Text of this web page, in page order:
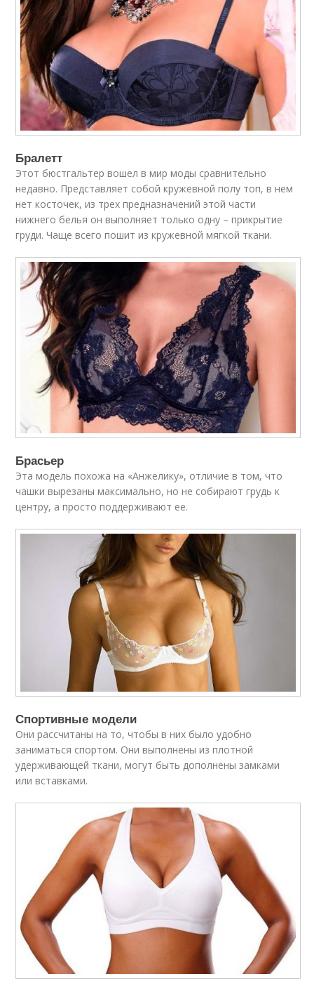
Бралетт
Этот бюстгальтер вошел в мир моды сравнительно
недавно. Представляет собой кружевной полу топ, в нем
нет косточек, из трех предназначений этой части
нижнего белья он выполняет только одну – прикрытие
груди. Чаще всего пошит из кружевной мягкой ткани.
Брасьер
Эта модель похожа на «Анжелику», отличие в том, что
чашки вырезаны максимально, но не собирают грудь к
центру, а просто поддерживают ее.
Спортивные модели
Они рассчитаны на то, чтобы в них было удобно
заниматься спортом. Они выполнены из плотной
удерживающей ткани, могут быть дополнены замками
или вставками.